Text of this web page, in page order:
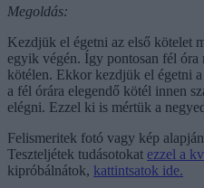
Megoldás:
Kezdjük el égetni az első kötelet
egyik végén. Így pontosan fél
kötélen. Ekkor kezdjük el égetni
a fél órára elegendő kötél innen
elégni. Ezzel ki is mértük a
Felismeritek fotó vagy kép
Teszteljétek tudásotokat ezzel a
kipróbálnátok, kattintsatok ide.